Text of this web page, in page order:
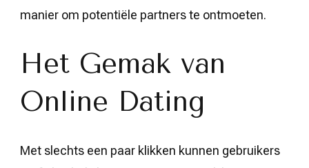
manier om potentiële partners te ontmoeten.
Het Gemak van
Online Dating
Met slechts een paar klikken kunnen gebruikers